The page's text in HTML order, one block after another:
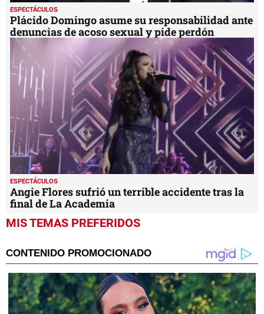
ESPECTÁCULOS
Plácido Domingo asume su responsabilidad ante
denuncias de acoso sexual y pide perdón
ESPECTÁCULOS
Angie Flores sufrió un terrible accidente tras la
final de La Academia
MIS TEMAS PREFERIDOS